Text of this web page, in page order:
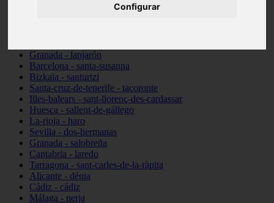
Configurar
Granada - lanjarón
Barcelona - santa-susanna
Bizkaia - santurtzi
Santa-cruz-de-tenerife - tacoronte
Illes-balears - sant-llorenç-des-cardassar
Huesca - sallent-de-gállego
La-rioja - haro
Sevilla - dos-hermanas
Granada - salobreña
Cantabria - laredo
Tarragona - sant-carles-de-la-ràpita
Alicante - dénia
Cádiz - cádiz
Málaga - nerja